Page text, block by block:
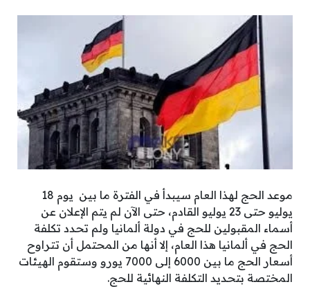
موعد الحج لهذا العام سيبدأ في الفترة ما بين يوم 18
يوليو حتى 23 يوليو القادم، حتى الآن لم يتم الإعلان عن
أسماء المقبولين للحج في دولة ألمانيا ولم تحدد تكلفة
الحج في ألمانيا هذا العام، إلا أنها من المحتمل أن تتراوح
أسعار الحج ما بين 6000 إلى 7000 يورو وستقوم الهيئات
المختصة بتحديد التكلفة النهائية للحج.